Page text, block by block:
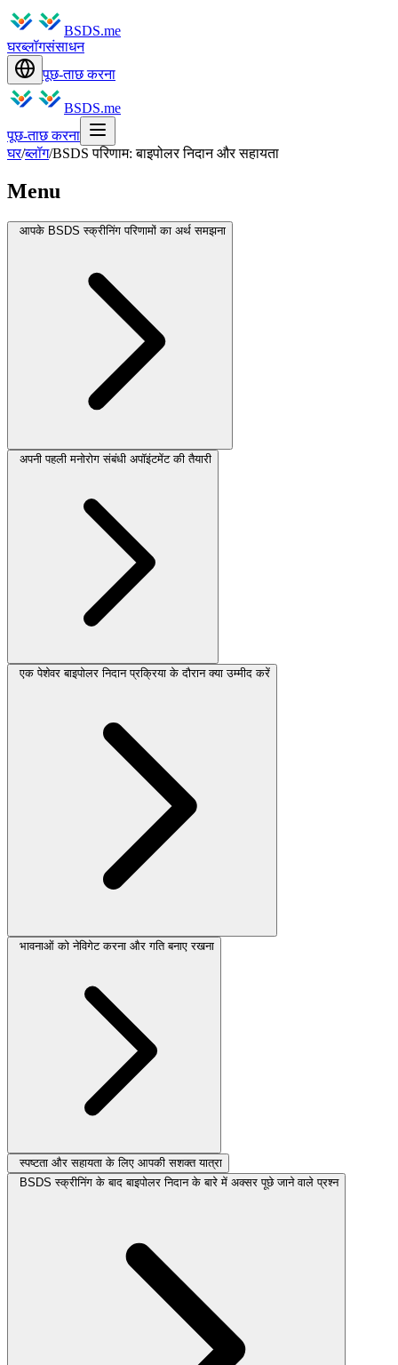
BSDS.me
घरब्लॉगसंसाधन
पूछ-ताछ करना
BSDS.me
पूछ-ताछ करना
घर/ब्लॉग/BSDS परिणाम: बाइपोलर निदान और सहायता
Menu
आपके BSDS स्क्रीनिंग परिणामों का अर्थ समझना
अपनी पहली मनोरोग संबंधी अपॉइंटमेंट की तैयारी
एक पेशेवर बाइपोलर निदान प्रक्रिया के दौरान क्या उम्मीद करें
भावनाओं को नेविगेट करना और गति बनाए रखना
स्पष्टता और सहायता के लिए आपकी सशक्त यात्रा
BSDS स्क्रीनिंग के बाद बाइपोलर निदान के बारे में अक्सर पूछे जाने वाले प्रश्न